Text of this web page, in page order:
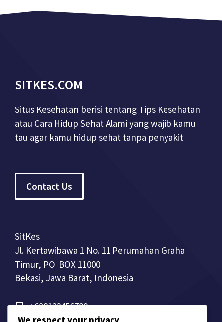
SITKES.COM
Situs Kesehatan berisi tentang Tips Kesehatan
atau Cara Hidup Sehat Alami yang wajib kamu
tau agar kamu hidup sehat tanpa penyakit
Contact Us
SitKes
Jl. Kertawibawa 1 No. 11 Perumahan Graha
Timur, PO. BOX 11000
Bekasi, Jawa Barat, Indonesia
+628123456789
We respect your privacy